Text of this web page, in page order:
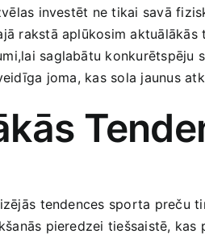
investēt ne tikai savā
rakstā aplūkosim
saglabātu
joma, kas sola jaunus
⁣tendences sporta preču
pieredzei tiešsaistē,